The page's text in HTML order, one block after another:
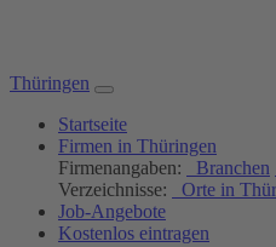
Thüringen
Startseite
Firmen in Thüringen
Firmenangaben:
Branchen
Verzeichnisse:
Orte in
Job-Angebote
Kostenlos eintragen